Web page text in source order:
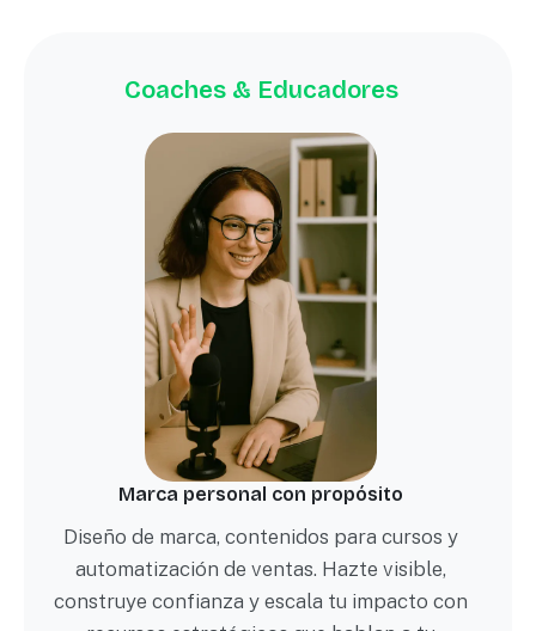
Coaches & Educadores
Marca personal con propósito
Diseño de marca, contenidos para cursos y
automatización de ventas. Hazte visible,
construye confianza y escala tu impacto con